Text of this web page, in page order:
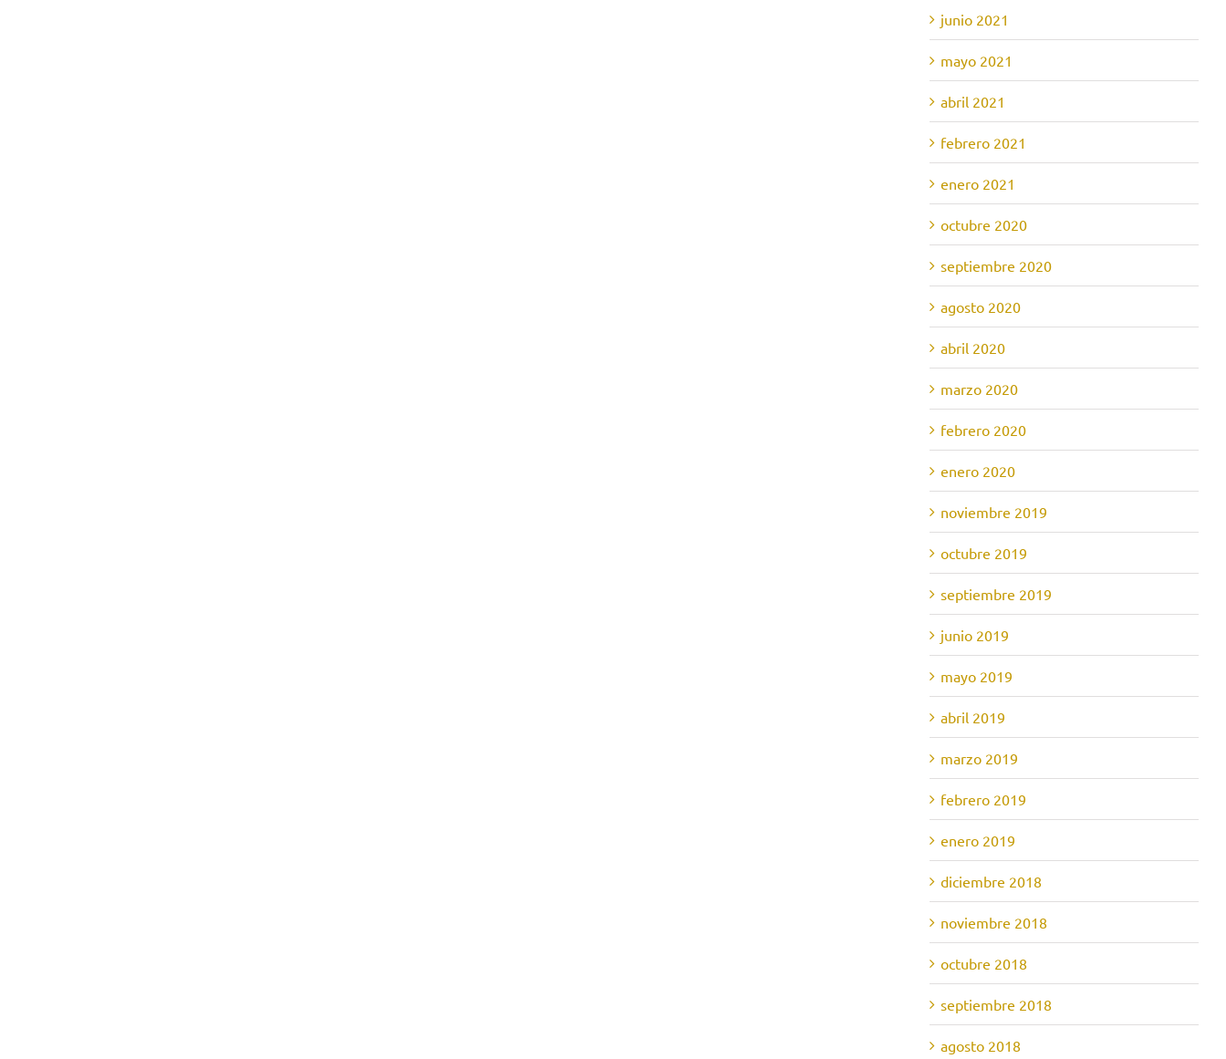
junio 2021
mayo 2021
abril 2021
febrero 2021
enero 2021
octubre 2020
septiembre 2020
agosto 2020
abril 2020
marzo 2020
febrero 2020
enero 2020
noviembre 2019
octubre 2019
septiembre 2019
junio 2019
mayo 2019
abril 2019
marzo 2019
febrero 2019
enero 2019
diciembre 2018
noviembre 2018
octubre 2018
septiembre 2018
agosto 2018